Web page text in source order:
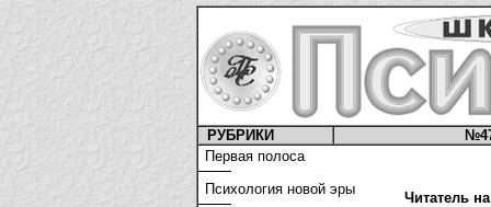
РУБРИКИ
Первая полоса
Психология новой эры
Читатель